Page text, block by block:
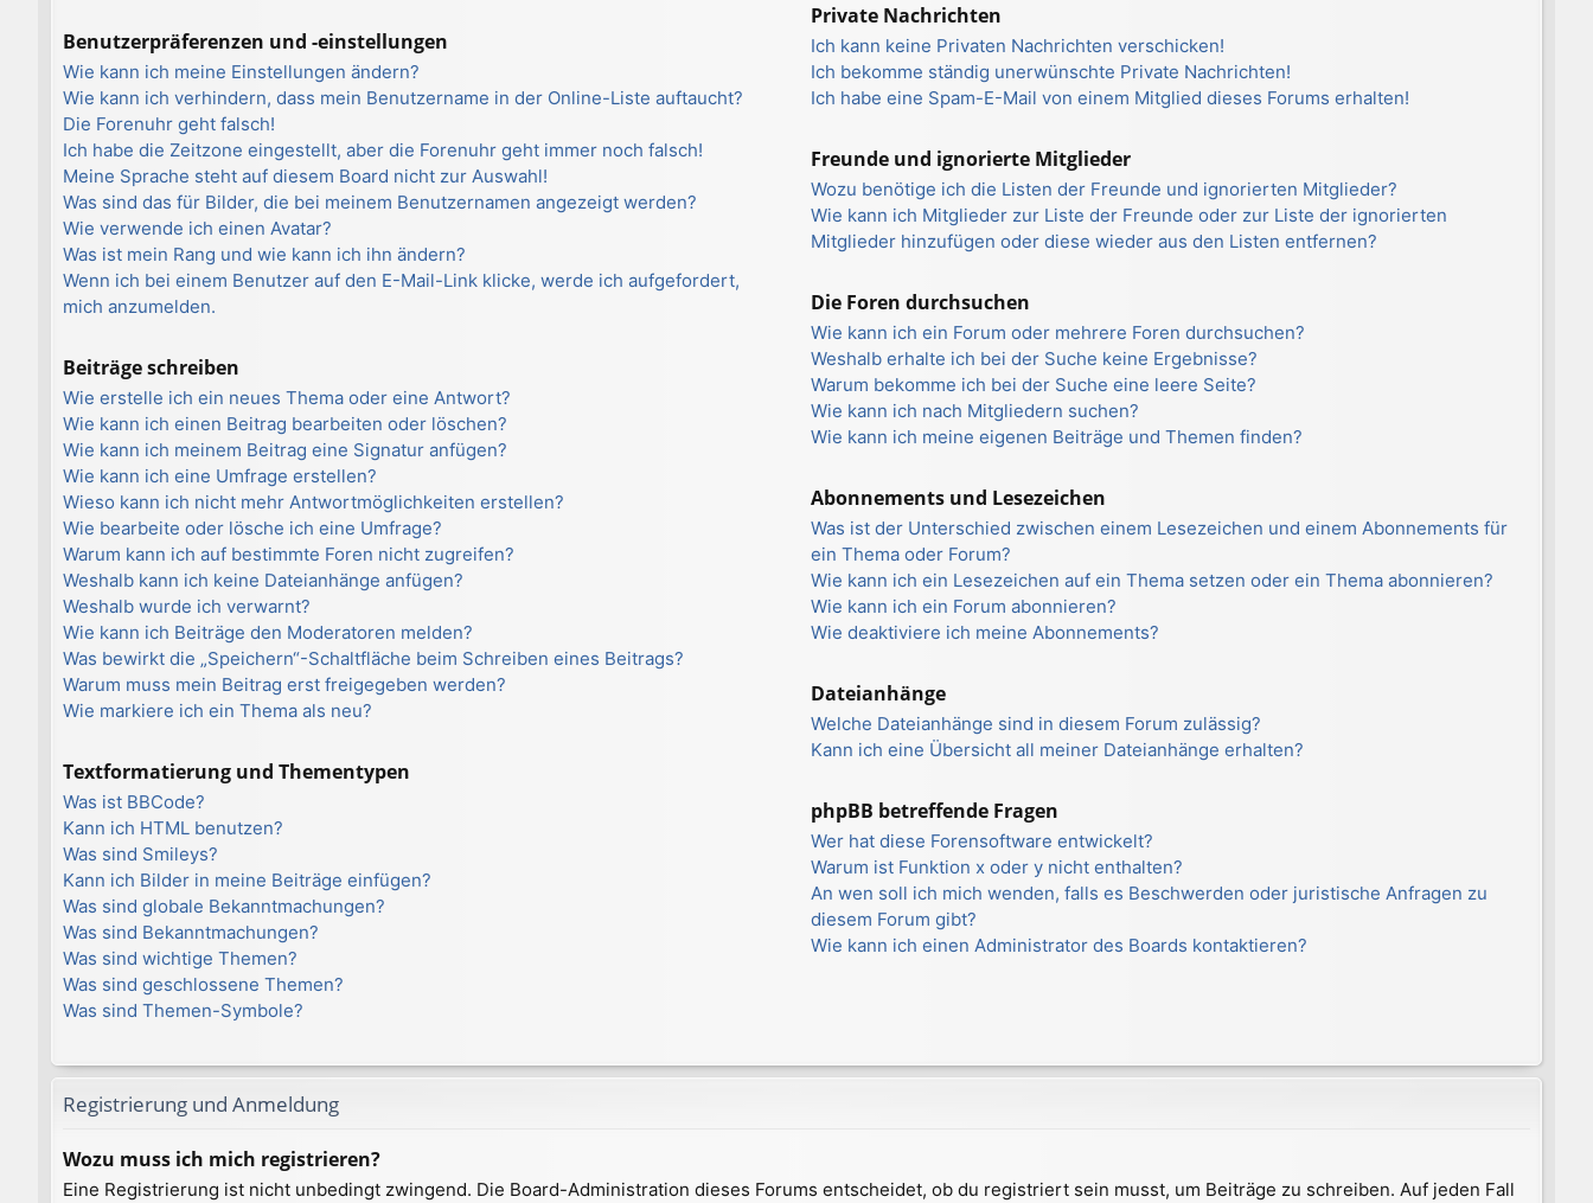
Benutzerpräferenzen und -einstellungen
Wie kann ich meine Einstellungen ändern?
Wie kann ich verhindern, dass mein Benutzername in der Online-Liste auftaucht?
Die Forenuhr geht falsch!
Ich habe die Zeitzone eingestellt, aber die Forenuhr geht immer noch falsch!
Meine Sprache steht auf diesem Board nicht zur Auswahl!
Was sind das für Bilder, die bei meinem Benutzernamen angezeigt werden?
Wie verwende ich einen Avatar?
Was ist mein Rang und wie kann ich ihn ändern?
Wenn ich bei einem Benutzer auf den E-Mail-Link klicke, werde ich aufgefordert,
mich anzumelden.
Beiträge schreiben
Wie erstelle ich ein neues Thema oder eine Antwort?
Wie kann ich einen Beitrag bearbeiten oder löschen?
Wie kann ich meinem Beitrag eine Signatur anfügen?
Wie kann ich eine Umfrage erstellen?
Wieso kann ich nicht mehr Antwortmöglichkeiten erstellen?
Wie bearbeite oder lösche ich eine Umfrage?
Warum kann ich auf bestimmte Foren nicht zugreifen?
Weshalb kann ich keine Dateianhänge anfügen?
Weshalb wurde ich verwarnt?
Wie kann ich Beiträge den Moderatoren melden?
Was bewirkt die „Speichern“-Schaltfläche beim Schreiben eines Beitrags?
Warum muss mein Beitrag erst freigegeben werden?
Wie markiere ich ein Thema als neu?
Textformatierung und Thementypen
Was ist BBCode?
Kann ich HTML benutzen?
Was sind Smileys?
Kann ich Bilder in meine Beiträge einfügen?
Was sind globale Bekanntmachungen?
Was sind Bekanntmachungen?
Was sind wichtige Themen?
Was sind geschlossene Themen?
Was sind Themen-Symbole?
Private Nachrichten
Ich kann keine Privaten Nachrichten verschicken!
Ich bekomme ständig unerwünschte Private Nachrichten!
Ich habe eine Spam-E-Mail von einem Mitglied dieses Forums erhalten!
Freunde und ignorierte Mitglieder
Wozu benötige ich die Listen der Freunde und ignorierten Mitglieder?
Wie kann ich Mitglieder zur Liste der Freunde oder zur Liste der ignorierten
Mitglieder hinzufügen oder diese wieder aus den Listen entfernen?
Die Foren durchsuchen
Wie kann ich ein Forum oder mehrere Foren durchsuchen?
Weshalb erhalte ich bei der Suche keine Ergebnisse?
Warum bekomme ich bei der Suche eine leere Seite?
Wie kann ich nach Mitgliedern suchen?
Wie kann ich meine eigenen Beiträge und Themen finden?
Abonnements und Lesezeichen
Was ist der Unterschied zwischen einem Lesezeichen und einem Abonnements für
ein Thema oder Forum?
Wie kann ich ein Lesezeichen auf ein Thema setzen oder ein Thema abonnieren?
Wie kann ich ein Forum abonnieren?
Wie deaktiviere ich meine Abonnements?
Dateianhänge
Welche Dateianhänge sind in diesem Forum zulässig?
Kann ich eine Übersicht all meiner Dateianhänge erhalten?
phpBB betreffende Fragen
Wer hat diese Forensoftware entwickelt?
Warum ist Funktion x oder y nicht enthalten?
An wen soll ich mich wenden, falls es Beschwerden oder juristische Anfragen zu
diesem Forum gibt?
Wie kann ich einen Administrator des Boards kontaktieren?
Registrierung und Anmeldung
Wozu muss ich mich registrieren?
Eine Registrierung ist nicht unbedingt zwingend. Die Board-Administration dieses Forums entscheidet, ob du registriert sein musst, um Beiträge zu schreiben. Auf jeden Fall